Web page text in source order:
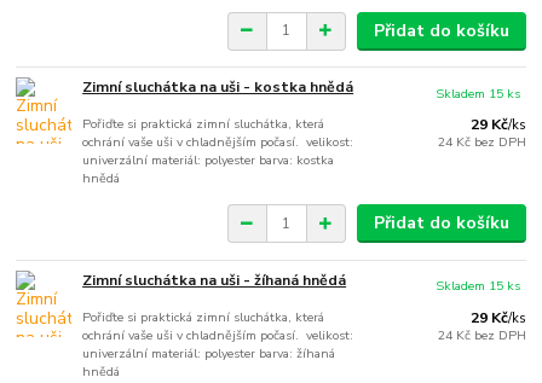
Přidat do košíku
Zimní sluchátka na uši - kostka hnědá
Pořiďte si praktická zimní sluchátka, která
ochrání vaše uši v chladnějším počasí. velikost:
univerzální materiál: polyester barva: kostka
hnědá
29 Kč/ks
24 Kč bez DPH
Skladem 15 ks
Přidat do košíku
Zimní sluchátka na uši - žíhaná hnědá
Pořiďte si praktická zimní sluchátka, která
ochrání vaše uši v chladnějším počasí. velikost:
univerzální materiál: polyester barva: žíhaná
hnědá
29 Kč/ks
24 Kč bez DPH
Skladem 15 ks